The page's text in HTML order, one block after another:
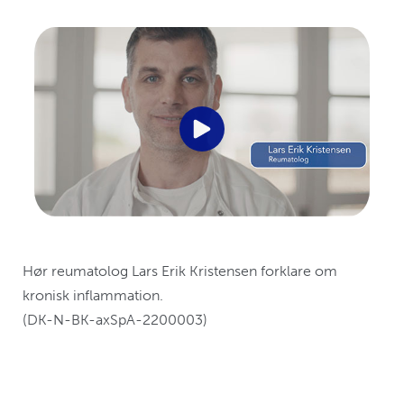
Hør reumatolog Lars Erik Kristensen forklare om
kronisk inflammation.
(DK-N-BK-axSpA-2200003)